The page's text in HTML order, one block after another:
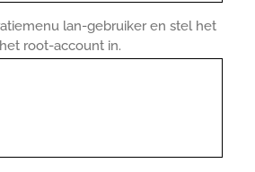
lan-gebruiker en stel het
root-account in.